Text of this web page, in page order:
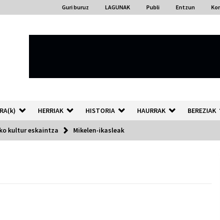
Guri buruz LAGUNAK Publi Entzun
HERRIAK HISTORIA HAURRAK BEREZIAK
kultur eskaintza Mikelen-ikasleak